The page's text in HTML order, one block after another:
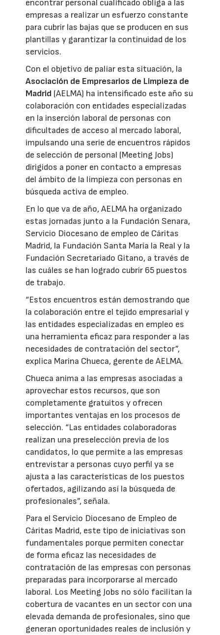
encontrar personal cualificado obliga a las
empresas a realizar un esfuerzo constante
para cubrir las bajas que se producen en sus
plantillas y garantizar la continuidad de los
servicios.
Con el objetivo de paliar esta situación, la
Asociación de Empresarios de Limpieza de
Madrid (AELMA) ha intensificado este año su
colaboración con entidades especializadas
en la inserción laboral de personas con
dificultades de acceso al mercado laboral,
impulsando una serie de encuentros rápidos
de selección de personal (Meeting Jobs)
dirigidos a poner en contacto a empresas
del ámbito de la limpieza con personas en
búsqueda activa de empleo.
En lo que va de año, AELMA ha organizado
estas jornadas junto a la Fundación Senara,
Servicio Diocesano de empleo de Cáritas
Madrid, la Fundación Santa María la Real y la
Fundación Secretariado Gitano, a través de
las cuáles se han logrado cubrir 65 puestos
de trabajo.
“Estos encuentros están demostrando que
la colaboración entre el tejido empresarial y
las entidades especializadas en empleo es
una herramienta eficaz para responder a las
necesidades de contratación del sector”,
explica Marina Chueca, gerente de AELMA.
Chueca anima a las empresas asociadas a
aprovechar estos recursos, que son
completamente gratuitos y ofrecen
importantes ventajas en los procesos de
selección. “Las entidades colaboradoras
realizan una preselección previa de los
candidatos, lo que permite a las empresas
entrevistar a personas cuyo perfil ya se
ajusta a las características de los puestos
ofertados, agilizando así la búsqueda de
profesionales”, señala.
Para el Servicio Diocesano de Empleo de
Cáritas Madrid, este tipo de iniciativas son
fundamentales porque permiten conectar
de forma eficaz las necesidades de
contratación de las empresas con personas
preparadas para incorporarse al mercado
laboral. Los Meeting Jobs no sólo facilitan la
cobertura de vacantes en un sector con una
elevada demanda de profesionales, sino que
generan oportunidades reales de inclusión y